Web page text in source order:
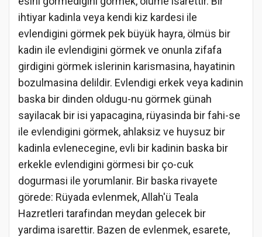
ihtiyar kadinla veya kendi kiz kardesi ile
evlendigini görmek pek büyük hayra, ölmüs bir
kadin ile evlendigini görmek ve onunla zifafa
girdigini görmek islerinin karismasina, hayatinin
bozulmasina delildir. Evlendigi erkek veya kadinin
baska bir dinden oldugu-nu görmek günah
sayilacak bir isi yapacagina, rüyasinda bir fahi-se
ile evlendigini görmek, ahlaksiz ve huysuz bir
kadinla evlenecegine, evli bir kadinin baska bir
erkekle evlendigini görmesi bir ço-cuk
dogurmasi ile yorumlanir. Bir baska rivayete
görede: Rüyada evlenmek, Allah'ü Teala
Hazretleri tarafindan meydan gelecek bir
yardima isarettir. Bazen de evlenmek, esarete,